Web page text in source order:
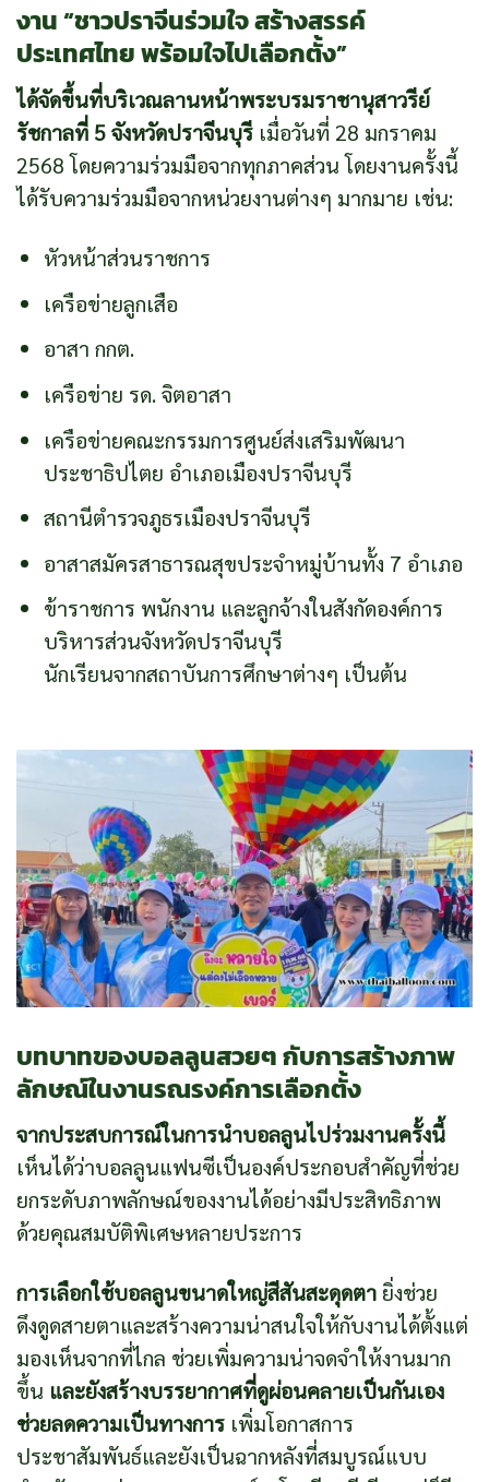
งาน “ชาวปราจีนร่วมใจ สร้างสรรค์
ประเทศไทย พร้อมใจไปเลือกตั้ง”
ได้จัดขึ้นที่บริเวณลานหน้าพระบรมราชานุสาวรีย์
รัชกาลที่ 5 จังหวัดปราจีนบุรี เมื่อวันที่ 28 มกราคม
2568 โดยความร่วมมือจากทุกภาคส่วน โดยงานครั้งนี้
ได้รับความร่วมมือจากหน่วยงานต่างๆ มากมาย เช่น:
หัวหน้าส่วนราชการ
เครือข่ายลูกเสือ
อาสา กกต.
เครือข่าย รด. จิตอาสา
เครือข่ายคณะกรรมการศูนย์ส่งเสริมพัฒนา
ประชาธิปไตย อำเภอเมืองปราจีนบุรี
สถานีตำรวจภูธรเมืองปราจีนบุรี
อาสาสมัครสาธารณสุขประจำหมู่บ้านทั้ง 7 อำเภอ
ข้าราชการ พนักงาน และลูกจ้างในสังกัดองค์การ
บริหารส่วนจังหวัดปราจีนบุรี
นักเรียนจากสถาบันการศึกษาต่างๆ เป็นต้น
บทบาทของบอลลูนสวยๆ กับการสร้างภาพ
ลักษณ์ในงานรณรงค์การเลือกตั้ง
จากประสบการณ์ในการนำบอลลูนไปร่วมงานครั้งนี้
เห็นได้ว่าบอลลูนแฟนซีเป็นองค์ประกอบสำคัญที่ช่วย
ยกระดับภาพลักษณ์ของงานได้อย่างมีประสิทธิภาพ
ด้วยคุณสมบัติพิเศษหลายประการ
การเลือกใช้บอลลูนขนาดใหญ่สีสันสะดุดตา ยิ่งช่วย
ดึงดูดสายตาและสร้างความน่าสนใจให้กับงานได้ตั้งแต่
มองเห็นจากที่ไกล ช่วยเพิ่มความน่าจดจำให้งานมาก
ขึ้น และยังสร้างบรรยากาศที่ดูผ่อนคลายเป็นกันเอง
ช่วยลดความเป็นทางการ เพิ่มโอกาสการ
ประชาสัมพันธ์และยังเป็นฉากหลังที่สมบูรณ์แบบ